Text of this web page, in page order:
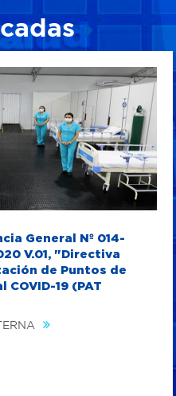
General Nº 014-
V.01, "Directiva
de Puntos de
19 (PAT